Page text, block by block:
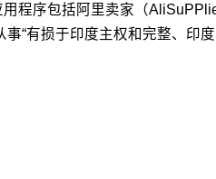
程序包括阿里卖家（
“有损于印度主权和完整、印